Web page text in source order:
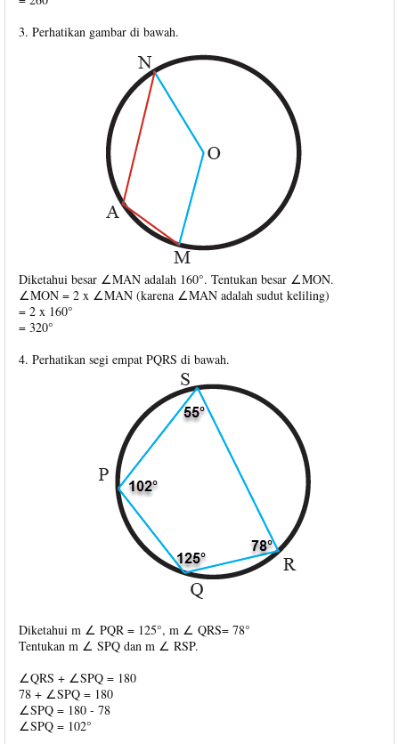
3. Perhatikan gambar di bawah.
Diketahui besar ∠MAN adalah 160°. Tentukan besar ∠MON.
∠MON = 2 x ∠MAN (karena ∠MAN adalah sudut keliling)
= 2 x 160°
= 320°
4. Perhatikan segi empat PQRS di bawah.
Diketahui m ∠ PQR = 125°, m ∠ QRS= 78°
Tentukan m ∠ SPQ dan m ∠ RSP.
∠QRS + ∠SPQ = 180
78 + ∠SPQ = 180
∠SPQ = 180 - 78
∠SPQ = 102°